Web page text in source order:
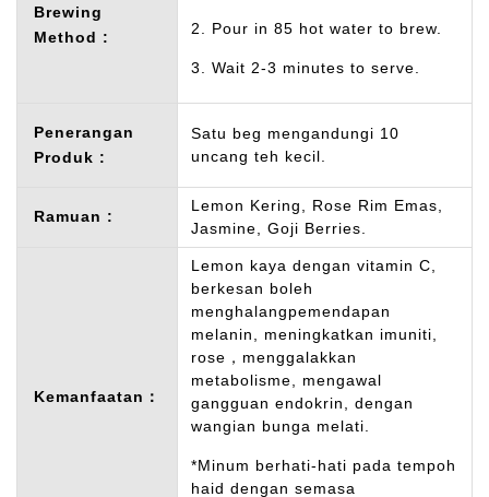
Brewing
Method :
2. Pour in 85 hot water to brew.
3. Wait 2-3 minutes to serve.
Penerangan
Produk :
Satu beg mengandungi 10
uncang teh kecil.
Ramuan :
Lemon Kering, Rose Rim Emas,
Jasmine, Goji Berries.
Kemanfaatan：
Lemon kaya dengan vitamin C,
berkesan boleh
menghalangpemendapan
melanin, meningkatkan imuniti,
rose，menggalakkan
metabolisme, mengawal
gangguan endokrin, dengan
wangian bunga melati.
*Minum berhati-hati pada tempoh
haid dengan semasa